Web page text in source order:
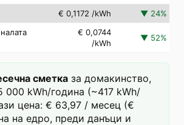
€ 0,1172 /kWh ▼ 24%
€ 0,0744
/kWh
▼ 52%
сметка за домакинство,
000 kWh/година (~417 kWh/
цена: € 63,97 / месец (€
на едро, преди данъци и